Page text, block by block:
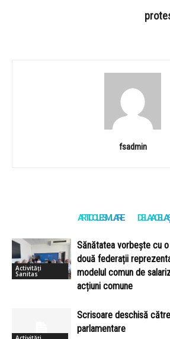
fsadmin
ARTICOLE SIMILARE DE LA
Activități
Sanitas
Sănătatea vorbește cu
două federații
modelul comun de
acțiuni comune
Scrisoare deschisă
parlamentare